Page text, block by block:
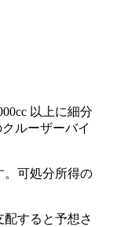
以上に細分
ルーザーバイ
。可処分所得の
すると予想さ